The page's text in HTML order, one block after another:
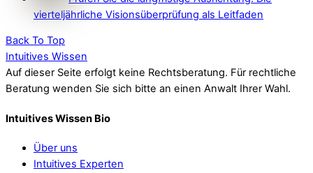
vierteljährliche Visionsüberprüfung als Leitfaden
Back To Top
Intuitives Wissen
Auf dieser Seite erfolgt keine Rechtsberatung. Für rechtliche
Beratung wenden Sie sich bitte an einen Anwalt Ihrer Wahl.
Intuitives Wissen Bio
Über uns
Intuitives Experten